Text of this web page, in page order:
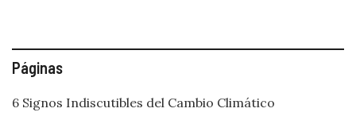
Páginas
6 Signos Indiscutibles del Cambio Climático